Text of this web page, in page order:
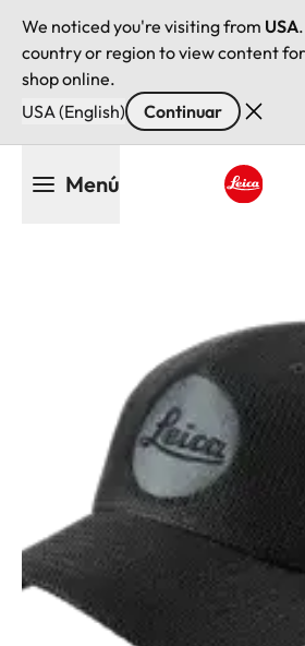
We noticed you're visiting from USA
country or region to view content
shop online.
USA (English)
Continuar
Menú